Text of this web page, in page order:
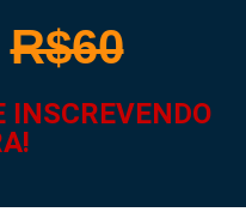
R$60
INSCREVENDO